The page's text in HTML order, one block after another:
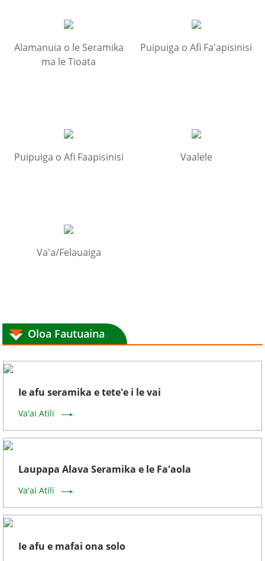
Alamanuia o le Seramika
ma le Tioata
Puipuiga o Afi Fa'apisinisi
Puipuiga o Afi Faapisinisi Vaalele
Va'a/Felauaiga
Oloa Fautuaina
Ie afu seramika e tete'e i le vai
Va'ai Atili
Laupapa Alava Seramika e le Fa'aola
Va'ai Atili
Ie afu e mafai ona solo